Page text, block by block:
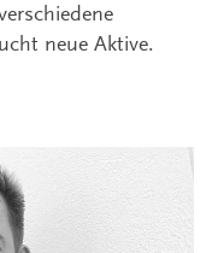
neue Aktive.